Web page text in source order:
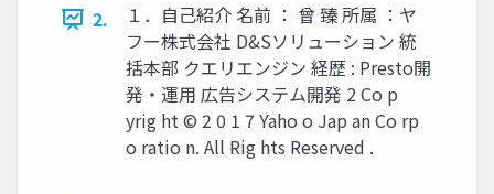
2.
１．自己紹介 名前 ： 曾 臻 所属 ：ヤ
フー株式会社 D&Sソリューション 統
括本部 クエリエンジン 経歴 : Presto開
発・運用 広告システム開発 2 Co p
yrig ht © 2 0 1 7 Yaho o Jap an Co rp
o ratio n. All Rig hts Reserved .